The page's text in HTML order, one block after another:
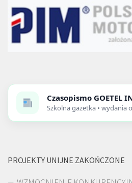
Czasopismo GOETEL
Szkolna gazetka • wydania
PROJEKTY UNIJNE ZAKOŃCZONE